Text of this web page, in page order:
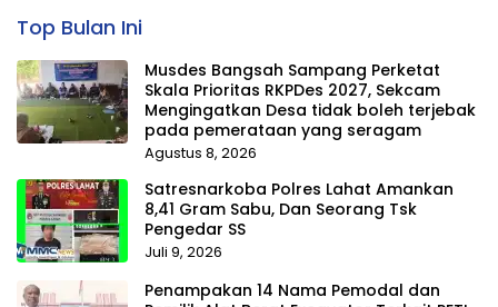
Top Bulan Ini
Musdes Bangsah Sampang Perketat
Skala Prioritas RKPDes 2027, Sekcam
Mengingatkan Desa tidak boleh terjebak
pada pemerataan yang seragam
Agustus 8, 2026
Satresnarkoba Polres Lahat Amankan
8,41 Gram Sabu, Dan Seorang Tsk
Pengedar SS
Juli 9, 2026
Penampakan 14 Nama Pemodal dan